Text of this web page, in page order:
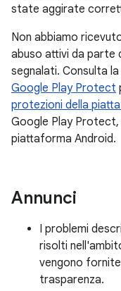
state aggirate
Non abbiamo
abuso attivi da parte
segnalati. Consulta
Google Play Protect
protezioni della
Google Play Protect,
piattaforma Android.
Annunci
I problemi
risolti
vengono
trasparenza.